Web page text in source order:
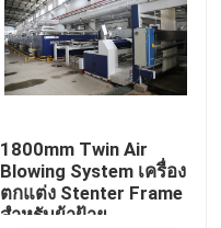
1800mm Twin Air
Blowing System เครื่อง
ตกแต่ง Stenter Frame
สำหรับผ้าฝ้าย